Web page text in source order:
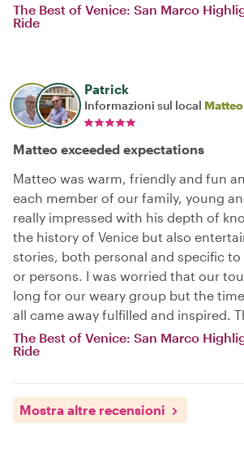
The Best of Venice: San Marco
Ride
Patrick
Informazioni sul local Matteo
Matteo exceeded expectations
Matteo was warm, friendly and fun
each member of our family, young
really impressed with his depth of
the history of Venice but also
stories, both personal and specific
or persons. I was worried that our
long for our weary group but the
all came away fulfilled and inspired.
The Best of Venice: San Marco
Ride
Mostra altre recensioni